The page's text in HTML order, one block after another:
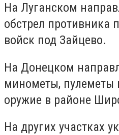
На Луганском
обстрел противника
войск под Зайцево.
На Донецком
минометы, пулеметы
оружие в районе
На других участках